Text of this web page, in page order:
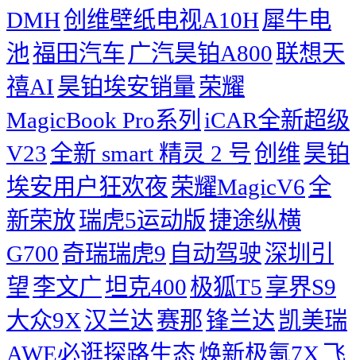
DMH创维壁纸电视A10H 犀牛电
池福田汽车 广汽昊铂A800联想天
禧AI昊铂埃安销量荣耀
MagicBook Pro系列 iCAR全新超级
V23全新 smart 精灵 2 号创维昊铂
埃安用户狂欢夜荣耀MagicV6全
新荣放瑞虎5运动版捷途纵横
G700奇瑞瑞虎9 自动驾驶深圳引
望 李文广坦克400极狐T5享界S9
大众9X汉兰达赛那锋兰达 凯美瑞
AWE必逛探路生态焕新极氪7X 飞